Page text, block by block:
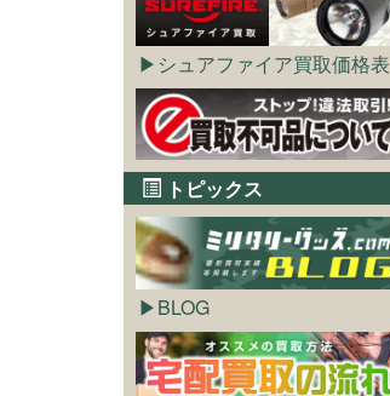
シュアファイア買取価格表
トピックス
BLOG